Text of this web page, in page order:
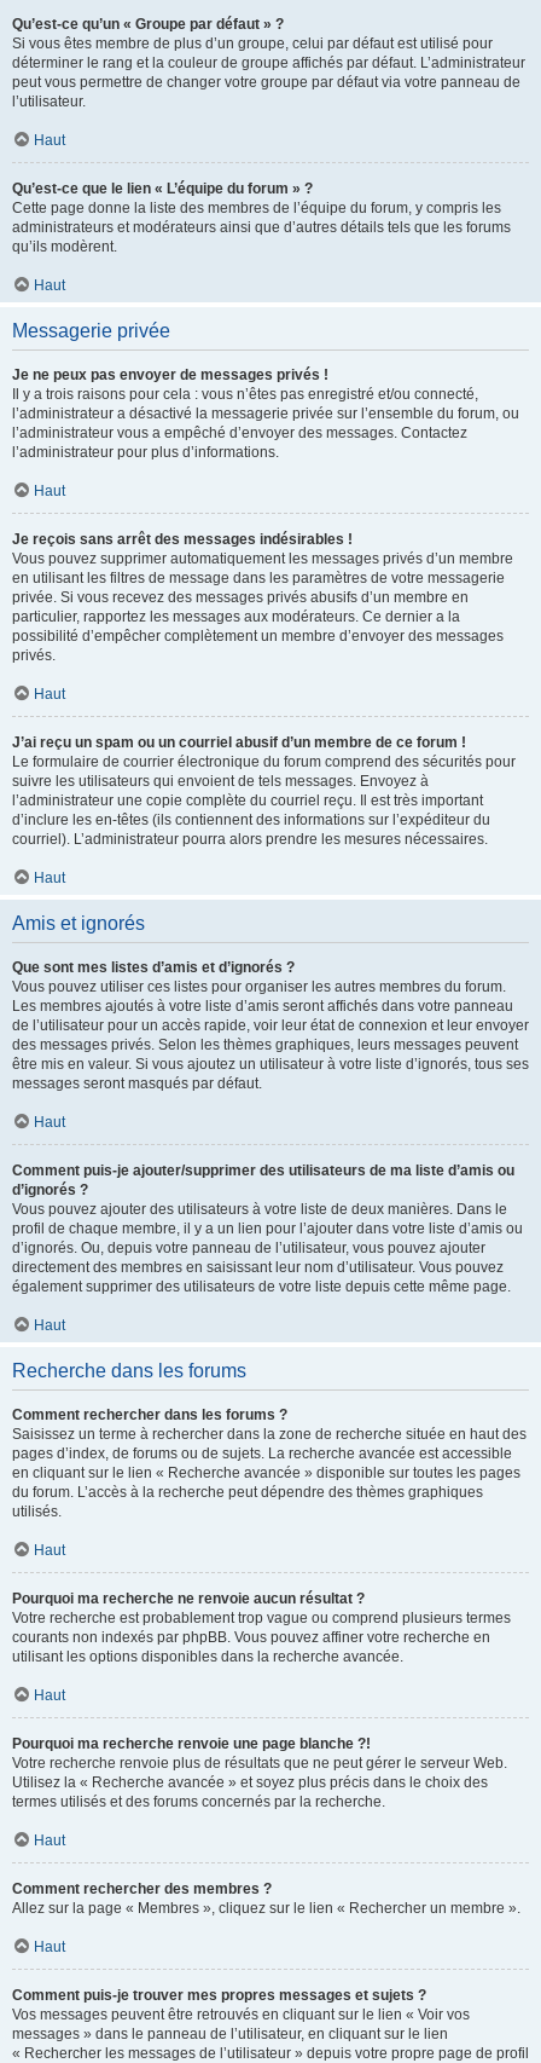
Qu’est-ce qu’un « Groupe par défaut » ?
Si vous êtes membre de plus d’un groupe, celui par défaut est utilisé pour
déterminer le rang et la couleur de groupe affichés par défaut. L’administrateur
peut vous permettre de changer votre groupe par défaut via votre panneau de
l’utilisateur.
Haut
Qu’est-ce que le lien « L’équipe du forum » ?
Cette page donne la liste des membres de l’équipe du forum, y compris les
administrateurs et modérateurs ainsi que d’autres détails tels que les forums
qu’ils modèrent.
Haut
Messagerie privée
Je ne peux pas envoyer de messages privés !
Il y a trois raisons pour cela : vous n’êtes pas enregistré et/ou connecté,
l’administrateur a désactivé la messagerie privée sur l’ensemble du forum, ou
l’administrateur vous a empêché d’envoyer des messages. Contactez
l’administrateur pour plus d’informations.
Haut
Je reçois sans arrêt des messages indésirables !
Vous pouvez supprimer automatiquement les messages privés d’un membre
en utilisant les filtres de message dans les paramètres de votre messagerie
privée. Si vous recevez des messages privés abusifs d’un membre en
particulier, rapportez les messages aux modérateurs. Ce dernier a la
possibilité d’empêcher complètement un membre d’envoyer des messages
privés.
Haut
J’ai reçu un spam ou un courriel abusif d’un membre de ce forum !
Le formulaire de courrier électronique du forum comprend des sécurités pour
suivre les utilisateurs qui envoient de tels messages. Envoyez à
l’administrateur une copie complète du courriel reçu. Il est très important
d’inclure les en-têtes (ils contiennent des informations sur l’expéditeur du
courriel). L’administrateur pourra alors prendre les mesures nécessaires.
Haut
Amis et ignorés
Que sont mes listes d’amis et d’ignorés ?
Vous pouvez utiliser ces listes pour organiser les autres membres du forum.
Les membres ajoutés à votre liste d’amis seront affichés dans votre panneau
de l’utilisateur pour un accès rapide, voir leur état de connexion et leur envoyer
des messages privés. Selon les thèmes graphiques, leurs messages peuvent
être mis en valeur. Si vous ajoutez un utilisateur à votre liste d’ignorés, tous ses
messages seront masqués par défaut.
Haut
Comment puis-je ajouter/supprimer des utilisateurs de ma liste d’amis ou
d’ignorés ?
Vous pouvez ajouter des utilisateurs à votre liste de deux manières. Dans le
profil de chaque membre, il y a un lien pour l’ajouter dans votre liste d’amis ou
d’ignorés. Ou, depuis votre panneau de l’utilisateur, vous pouvez ajouter
directement des membres en saisissant leur nom d’utilisateur. Vous pouvez
également supprimer des utilisateurs de votre liste depuis cette même page.
Haut
Recherche dans les forums
Comment rechercher dans les forums ?
Saisissez un terme à rechercher dans la zone de recherche située en haut des
pages d’index, de forums ou de sujets. La recherche avancée est accessible
en cliquant sur le lien « Recherche avancée » disponible sur toutes les pages
du forum. L’accès à la recherche peut dépendre des thèmes graphiques
utilisés.
Haut
Pourquoi ma recherche ne renvoie aucun résultat ?
Votre recherche est probablement trop vague ou comprend plusieurs termes
courants non indexés par phpBB. Vous pouvez affiner votre recherche en
utilisant les options disponibles dans la recherche avancée.
Haut
Pourquoi ma recherche renvoie une page blanche ?!
Votre recherche renvoie plus de résultats que ne peut gérer le serveur Web.
Utilisez la « Recherche avancée » et soyez plus précis dans le choix des
termes utilisés et des forums concernés par la recherche.
Haut
Comment rechercher des membres ?
Allez sur la page « Membres », cliquez sur le lien « Rechercher un membre ».
Haut
Comment puis-je trouver mes propres messages et sujets ?
Vos messages peuvent être retrouvés en cliquant sur le lien « Voir vos
messages » dans le panneau de l’utilisateur, en cliquant sur le lien
« Rechercher les messages de l’utilisateur » depuis votre propre page de profil